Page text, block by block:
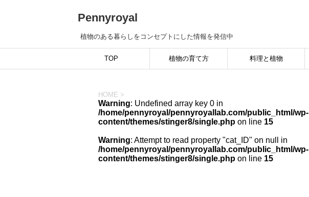
Pennyroyal
植物のある暮らしをコンセプトにした情報を発信中
TOP 植物の育て方 料理と植物
HOME >
Warning: Undefined array key 0 in
/home/pennyroyal/pennyroyallab.com/public_html/wp-
content/themes/stinger8/single.php on line 15
Warning: Attempt to read property "cat_ID" on null in
/home/pennyroyal/pennyroyallab.com/public_html/wp-
content/themes/stinger8/single.php on line 15